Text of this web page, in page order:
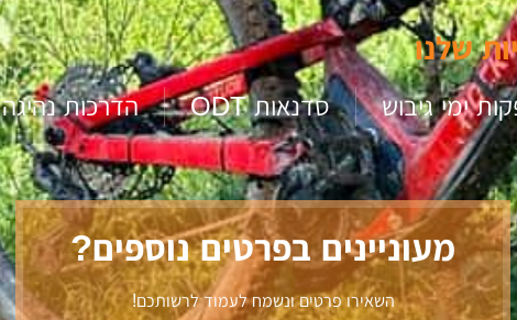
שלנו
ימי גיבוש סדנאות ODT הדרכות נהיגה
מעוניינים בפרטים נוספים?
השאירו פרטים ונשמח לעמוד לרשותכם!